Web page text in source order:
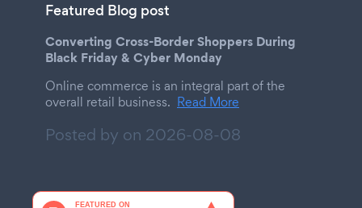
Featured Blog post
Converting Cross-Border Shoppers During
Black Friday & Cyber Monday
Online commerce is an integral part of the
overall retail business. Read More
Posted by on 2026-08-08